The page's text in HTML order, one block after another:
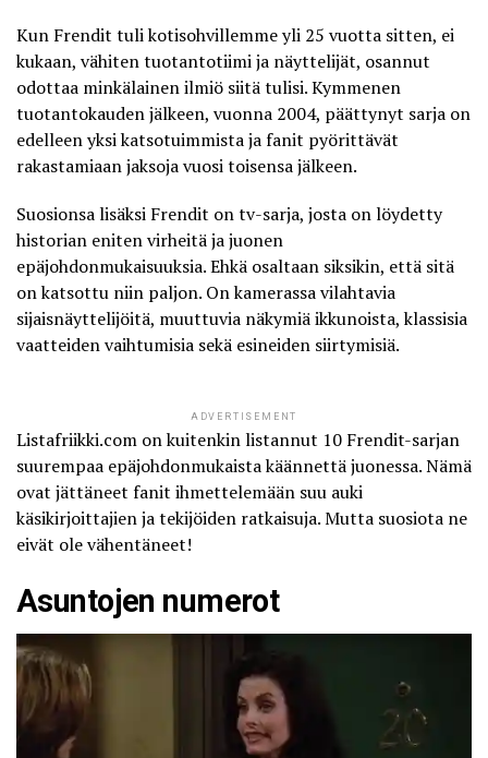
Kun Frendit tuli kotisohvillemme yli 25 vuotta sitten, ei
kukaan, vähiten tuotantotiimi ja näyttelijät, osannut
odottaa minkälainen ilmiö siitä tulisi. Kymmenen
tuotantokauden jälkeen, vuonna 2004, päättynyt sarja on
edelleen yksi katsotuimmista ja fanit pyörittävät
rakastamiaan jaksoja vuosi toisensa jälkeen.
Suosionsa lisäksi Frendit on tv-sarja, josta on löydetty
historian eniten virheitä ja juonen
epäjohdonmukaisuuksia. Ehkä osaltaan siksikin, että sitä
on katsottu niin paljon. On kamerassa vilahtavia
sijaisnäyttelijöitä, muuttuvia näkymiä ikkunoista, klassisia
vaatteiden vaihtumisia sekä esineiden siirtymisiä.
ADVERTISEMENT
Listafriikki.com on kuitenkin listannut 10 Frendit-sarjan
suurempaa epäjohdonmukaista käännettä juonessa. Nämä
ovat jättäneet fanit ihmettelemään suu auki
käsikirjoittajien ja tekijöiden ratkaisuja. Mutta suosiota ne
eivät ole vähentäneet!
Asuntojen numerot